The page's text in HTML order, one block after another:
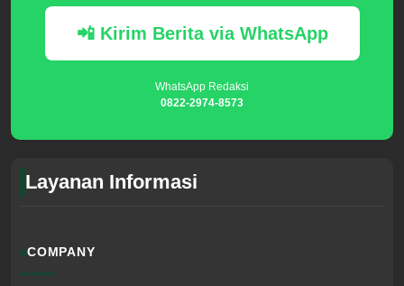
📲 Kirim Berita via WhatsApp
WhatsApp Redaksi
0822-2974-8573
Layanan Informasi
COMPANY